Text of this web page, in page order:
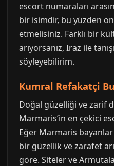
escort numaraları
bir isimdir, bu yüzden
etmelisiniz. Farklı bir
arıyorsanız, Iraz ile
söyleyebilirim.
Kumral Refakatçi
Doğal güzelliği ve zarif
Marmaris’in en çekici
Eğer Marmaris
bir güzellik ve zarafet
göre. Siteler ve